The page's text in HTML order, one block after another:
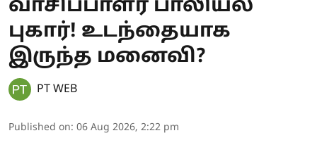
வாசிப்பாளர் பாலியல்
புகார்! உடந்தையாக
இருந்த மனைவி?
PT WEB
Published on: 06 Aug 2026, 2:22 pm